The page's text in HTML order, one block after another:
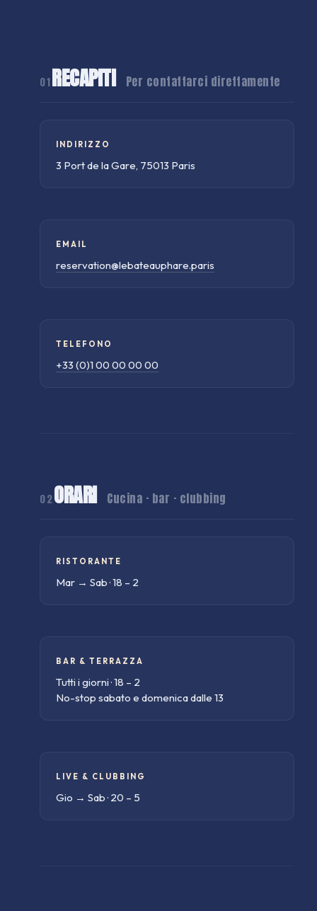
01RECAPITI Per contattarci direttamente
INDIRIZZO
3 Port de la Gare, 75013 Paris
EMAIL
reservation@lebateauphare.paris
TELEFONO
+33 (0)1 00 00 00 00
02ORARI Cucina · bar · clubbing
RISTORANTE
Mar → Sab · 18 – 2
BAR & TERRAZZA
Tutti i giorni · 18 – 2
No-stop sabato e domenica dalle 13
LIVE & CLUBBING
Gio → Sab · 20 – 5